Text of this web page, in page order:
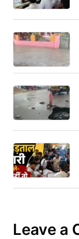
Leave a